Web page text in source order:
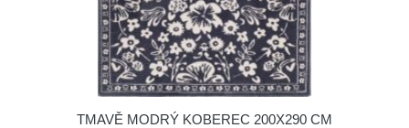
TMAVĚ MODRÝ KOBEREC 200X290 CM